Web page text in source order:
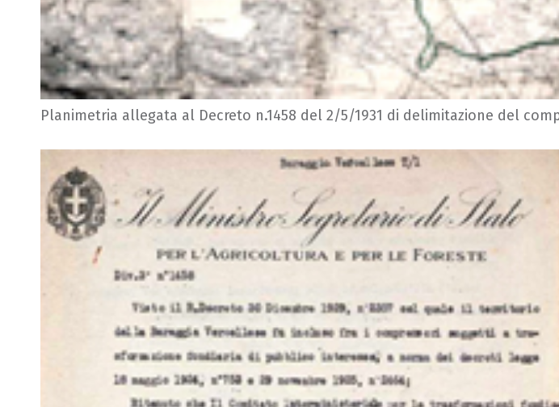
Planimetria allegata al Decreto n.1458 del 2/5/1931 di delimitazione del